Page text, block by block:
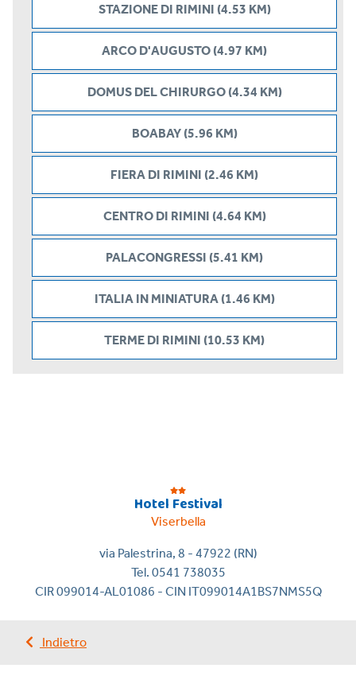
STAZIONE DI RIMINI (4.53 KM)
ARCO D'AUGUSTO (4.97 KM)
DOMUS DEL CHIRURGO (4.34 KM)
BOABAY (5.96 KM)
FIERA DI RIMINI (2.46 KM)
CENTRO DI RIMINI (4.64 KM)
PALACONGRESSI (5.41 KM)
ITALIA IN MINIATURA (1.46 KM)
TERME DI RIMINI (10.53 KM)
Hotel Festival
Viserbella
via Palestrina, 8 - 47922 (RN)
Tel. 0541 738035
CIR 099014-AL01086 - CIN IT099014A1BS7NMS5Q
Indietro